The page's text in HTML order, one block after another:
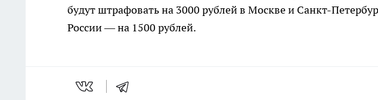
будут штрафовать на 3000 рублей в Москве и Санкт-
России — на 1500 рублей.